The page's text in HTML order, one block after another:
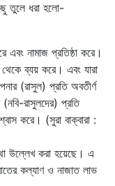
তুলে ধরা হলো-
এবং নামাজ প্রতিষ্ঠা করে।
ব্যয় করে। এবং যারা
(রাসুল) প্রতি অবতীর্ণ
(নবি-রাসুলদের) প্রতি
করে। (সুরা বাক্বারা :
উল্লেখ করা হয়েছে। এ
কল্যাণ ও নাজাত লাভ